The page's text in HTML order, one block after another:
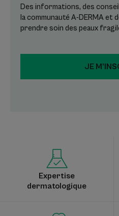
Des informations, des
la communauté A-DERMA et
prendre soin des peaux
JE
Expertise
dermatologique